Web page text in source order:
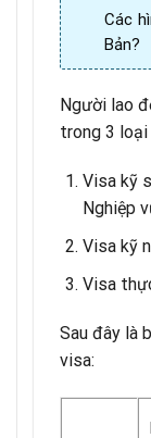
Các
Bản?
Người lao
trong 3 loại
Visa kỹ
Nghiệp
Visa kỹ
Visa
Sau đây là
visa: